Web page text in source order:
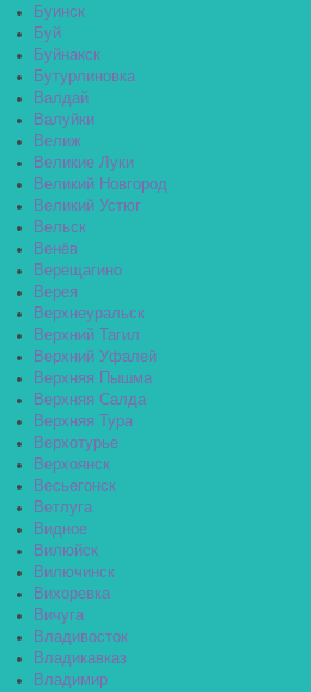
Буинск
Буй
Буйнакск
Бутурлиновка
Валдай
Валуйки
Велиж
Великие Луки
Великий Новгород
Великий Устюг
Вельск
Венёв
Верещагино
Верея
Верхнеуральск
Верхний Тагил
Верхний Уфалей
Верхняя Пышма
Верхняя Салда
Верхняя Тура
Верхотурье
Верхоянск
Весьегонск
Ветлуга
Видное
Вилюйск
Вилючинск
Вихоревка
Вичуга
Владивосток
Владикавказ
Владимир